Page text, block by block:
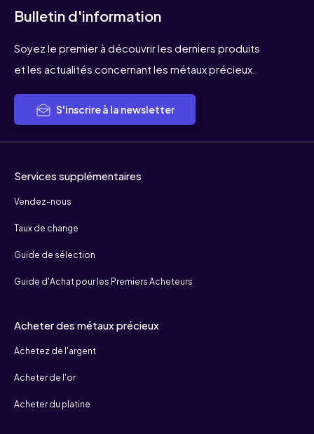
Bulletin d'information
Soyez le premier à découvrir les derniers produits
et les actualités concernant les métaux précieux.
S'inscrire à la newsletter
Services supplémentaires
Vendez-nous
Taux de change
Guide de sélection
Guide d'Achat pour les Premiers Acheteurs
Acheter des métaux précieux
Achetez de l'argent
Acheter de l'or
Acheter du platine